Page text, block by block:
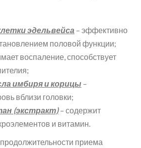
эдельвейса – эффективно
половой функции;
воспаление, способствует
имбиря и корицы –
вблизи головки;
(экстракт)– содержит
и витамин.
приема